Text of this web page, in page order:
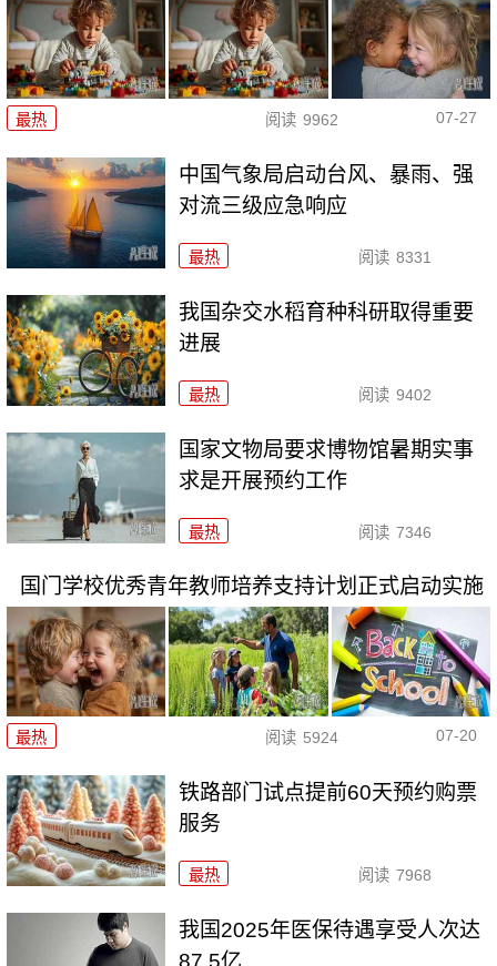
最热 阅读 9962 07-27
中国气象局启动台风、暴雨、强
对流三级应急响应
最热 阅读 8331
我国杂交水稻育种科研取得重要
进展
最热 阅读 9402
国家文物局要求博物馆暑期实事
求是开展预约工作
最热 阅读 7346
国门学校优秀青年教师培养支持计划正式启动实施
最热 阅读 5924 07-20
铁路部门试点提前60天预约购票
服务
最热 阅读 7968
我国2025年医保待遇享受人次达
87.5亿